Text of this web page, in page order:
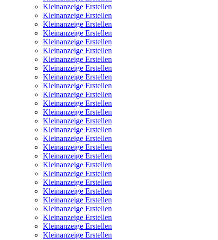
Kleinanzeige Erstellen
Kleinanzeige Erstellen
Kleinanzeige Erstellen
Kleinanzeige Erstellen
Kleinanzeige Erstellen
Kleinanzeige Erstellen
Kleinanzeige Erstellen
Kleinanzeige Erstellen
Kleinanzeige Erstellen
Kleinanzeige Erstellen
Kleinanzeige Erstellen
Kleinanzeige Erstellen
Kleinanzeige Erstellen
Kleinanzeige Erstellen
Kleinanzeige Erstellen
Kleinanzeige Erstellen
Kleinanzeige Erstellen
Kleinanzeige Erstellen
Kleinanzeige Erstellen
Kleinanzeige Erstellen
Kleinanzeige Erstellen
Kleinanzeige Erstellen
Kleinanzeige Erstellen
Kleinanzeige Erstellen
Kleinanzeige Erstellen
Kleinanzeige Erstellen
Kleinanzeige Erstellen